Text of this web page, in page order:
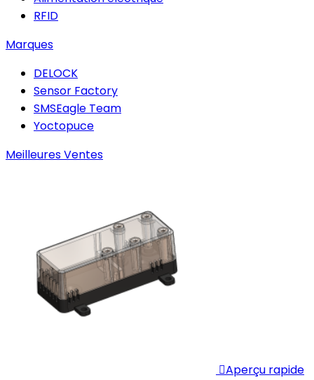
RFID
Marques
DELOCK
Sensor Factory
SMSEagle Team
Yoctopuce
Meilleures Ventes
Aperçu rapide